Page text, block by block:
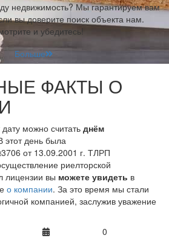
недвижимость? Мы гарантируем вам
вы доверите поиск объекта нам.
и убедитесь!
Больше
ФАКТЫ О
дату можно считать днём
этот день была
от 13.09.2001 г. ТЛРП
риелторской
лицензии вы можете увидеть в
о компании. За это время мы стали
компанией, заслужив уважение
0